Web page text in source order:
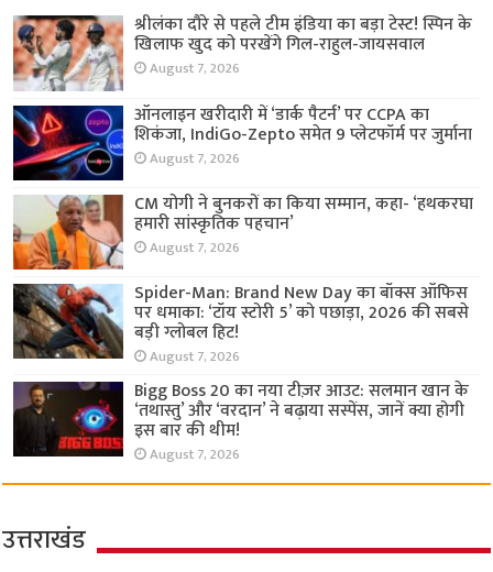
श्रीलंका दौरे से पहले टीम इंडिया का बड़ा टेस्ट! स्पिन के
खिलाफ खुद को परखेंगे गिल-राहुल-जायसवाल
August 7, 2026
ऑनलाइन खरीदारी में ‘डार्क पैटर्न’ पर CCPA का
शिकंजा, IndiGo-Zepto समेत 9 प्लेटफॉर्म पर जुर्माना
August 7, 2026
CM योगी ने बुनकरों का किया सम्मान, कहा- ‘हथकरघा
हमारी सांस्कृतिक पहचान’
August 7, 2026
Spider-Man: Brand New Day का बॉक्स ऑफिस
पर धमाका: ‘टॉय स्टोरी 5’ को पछाड़ा, 2026 की सबसे
बड़ी ग्लोबल हिट!
August 7, 2026
Bigg Boss 20 का नया टीज़र आउट: सलमान खान के
‘तथास्तु’ और ‘वरदान’ ने बढ़ाया सस्पेंस, जानें क्या होगी
इस बार की थीम!
August 7, 2026
उत्तराखंड